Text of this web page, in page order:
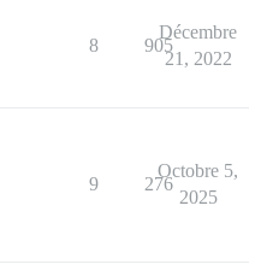
8 905
Décembre
21, 2022
9 276
Octobre 5,
2025